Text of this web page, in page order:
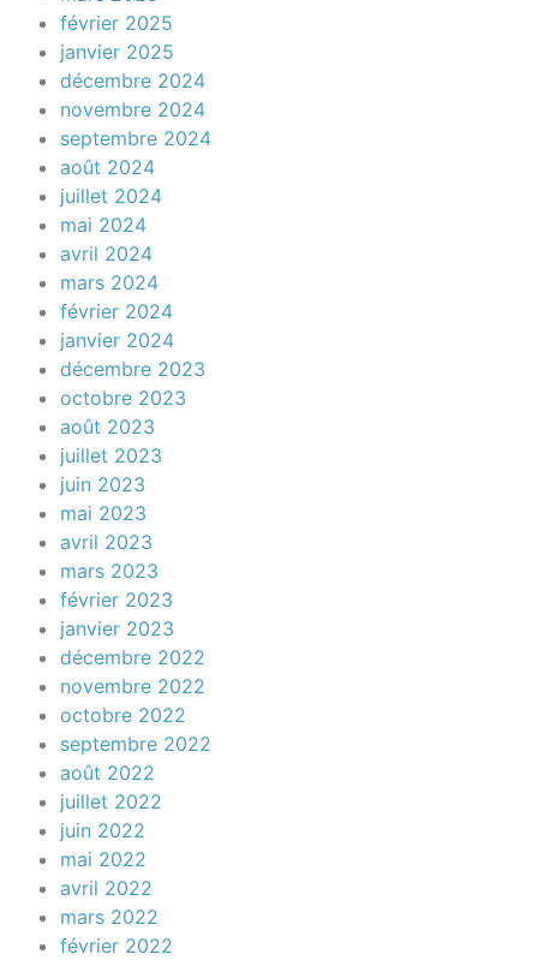
février 2025
janvier 2025
décembre 2024
novembre 2024
septembre 2024
août 2024
juillet 2024
mai 2024
avril 2024
mars 2024
février 2024
janvier 2024
décembre 2023
octobre 2023
août 2023
juillet 2023
juin 2023
mai 2023
avril 2023
mars 2023
février 2023
janvier 2023
décembre 2022
novembre 2022
octobre 2022
septembre 2022
août 2022
juillet 2022
juin 2022
mai 2022
avril 2022
mars 2022
février 2022